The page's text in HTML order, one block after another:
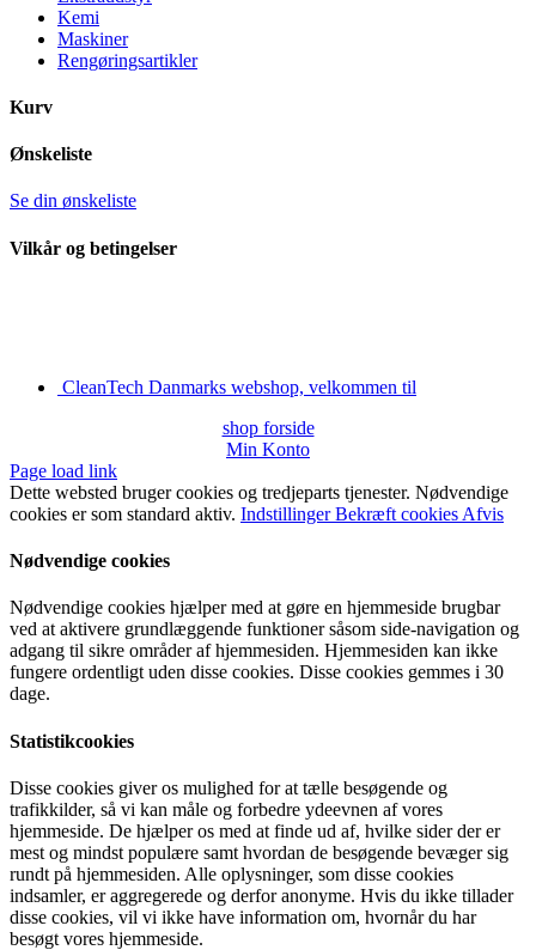
Kemi
Maskiner
Rengøringsartikler
Kurv
Ønskeliste
Se din ønskeliste
Vilkår og betingelser
CleanTech Danmarks webshop, velkommen til
shop forside
Min Konto
Page load link
Dette websted bruger cookies og tredjeparts tjenester. Nødvendige
cookies er som standard aktiv. IndstillingerBekræft cookies Afvis
Nødvendige cookies
Nødvendige cookies hjælper med at gøre en hjemmeside brugbar
ved at aktivere grundlæggende funktioner såsom side-navigation og
adgang til sikre områder af hjemmesiden. Hjemmesiden kan ikke
fungere ordentligt uden disse cookies. Disse cookies gemmes i 30
dage.
Statistikcookies
Disse cookies giver os mulighed for at tælle besøgende og
trafikkilder, så vi kan måle og forbedre ydeevnen af vores
hjemmeside. De hjælper os med at finde ud af, hvilke sider der er
mest og mindst populære samt hvordan de besøgende bevæger sig
rundt på hjemmesiden. Alle oplysninger, som disse cookies
indsamler, er aggregerede og derfor anonyme. Hvis du ikke tillader
disse cookies, vil vi ikke have information om, hvornår du har
besøgt vores hjemmeside.